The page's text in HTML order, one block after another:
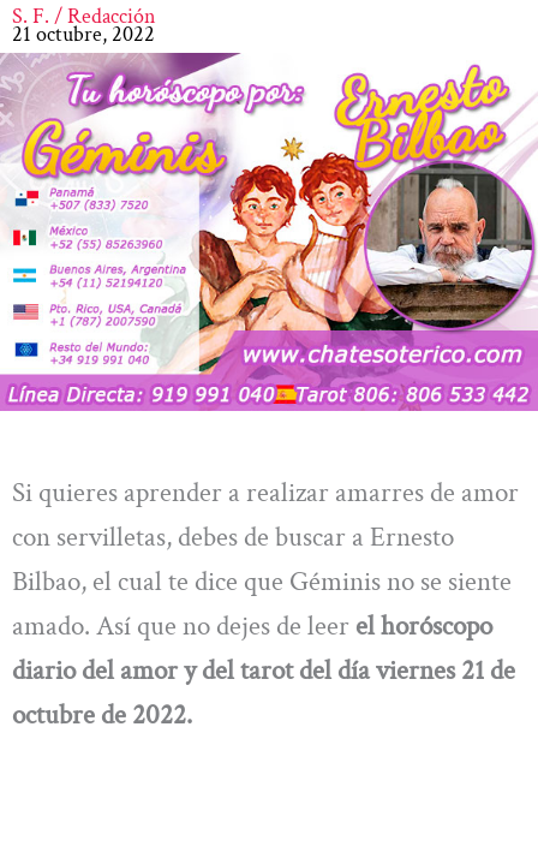
S. F. / Redacción
21 octubre, 2022
Si quieres aprender a realizar amarres de amor
con servilletas, debes de buscar a Ernesto
Bilbao, el cual te dice que Géminis no se siente
amado. Así que no dejes de leer el horóscopo
diario del amor y del tarot del díaviernes 21 de
octubre de 2022.